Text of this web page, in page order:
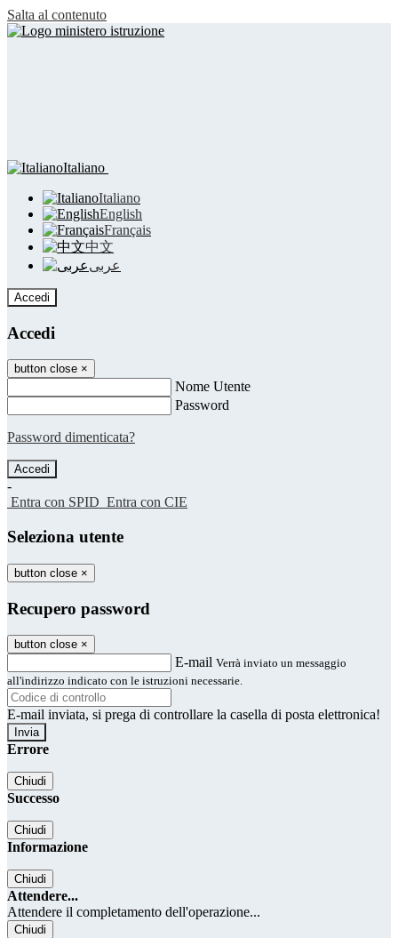
Salta al contenuto
Italiano
Italiano
English
Français
中文
عربى
Accedi
Accedi
button close ×
Nome Utente
Password
Password dimenticata?
-
Entra con SPID Entra con CIE
Seleziona utente
button close ×
Recupero password
button close ×
E-mail Verrà inviato un messaggio
all'indirizzo indicato con le istruzioni necessarie.
E-mail inviata, si prega di controllare la casella di posta elettronica!
Errore
Chiudi
Successo
Chiudi
Informazione
Chiudi
Attendere...
Attendere il completamento dell'operazione...
Chiudi